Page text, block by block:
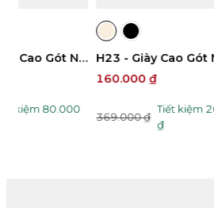
IS80 - Giày Da Nam 2,5cm